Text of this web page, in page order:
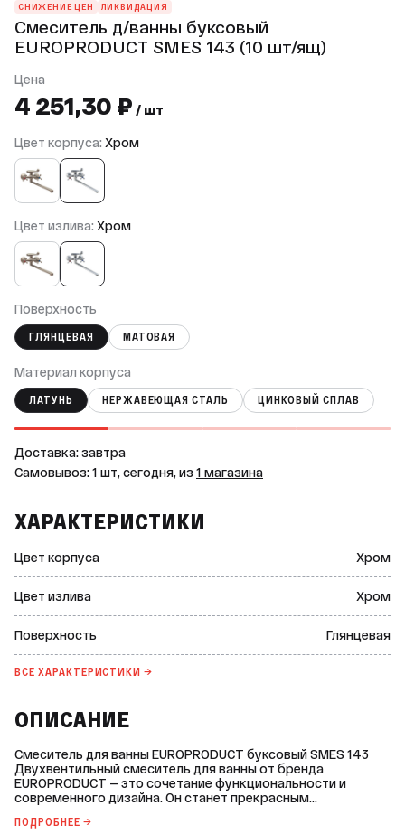
СНИЖЕНИЕ ЦЕН ЛИКВИДАЦИЯ
Смеситель д/ванны буксовый
EUROPRODUCT SMES 143 (10 шт/ящ)
Цена
4 251,30 ₽ / шт
Цвет корпуса: Хром
Цвет излива: Хром
Поверхность
ГЛЯНЦЕВАЯ МАТОВАЯ
Материал корпуса
ЛАТУНЬ НЕРЖАВЕЮЩАЯ СТАЛЬ ЦИНКОВЫЙ СПЛАВ
Доставка: завтра
Самовывоз: 1 шт, сегодня, из 1 магазина
ХАРАКТЕРИСТИКИ
Цвет корпуса Хром
Цвет излива Хром
Поверхность Глянцевая
ВСЕ ХАРАКТЕРИСТИКИ →
ОПИСАНИЕ
Смеситель для ванны EUROPRODUCT буксовый SMES 143
Двухвентильный смеситель для ванны от бренда
EUROPRODUCT — это сочетание функциональности и
современного дизайна. Он станет прекрасным
характеристики: * Цвет: хром; * Механизм: керамическая
ПОДРОБНЕЕ →